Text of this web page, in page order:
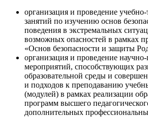
организация и проведение
занятий по изучению основ
поведения в экстремальных
возможных опасностей в рамках
«Основ безопасности и защиты
организация и проведение
мероприятий, способствующих
образовательной среды и
и подходов к преподаванию
(модулей) в рамках реализации
программ высшего
дополнительных